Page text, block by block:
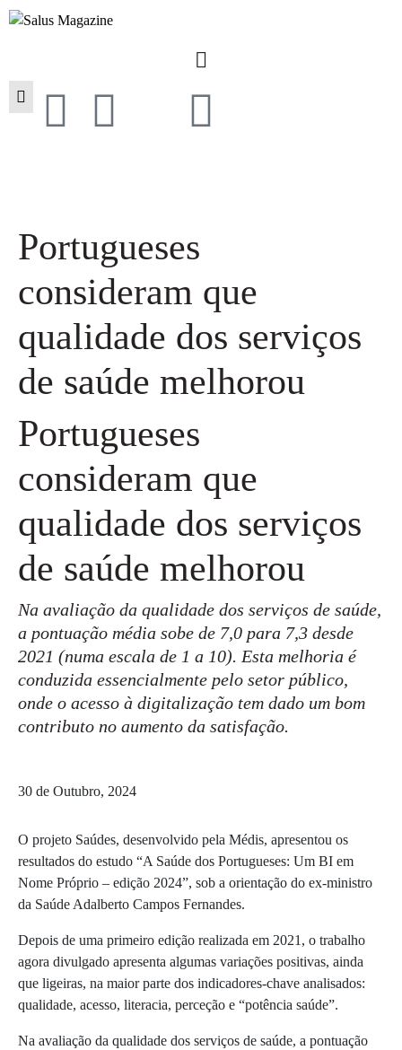
Portugueses
consideram que
qualidade dos serviços
de saúde melhorou
Portugueses
consideram que
qualidade dos serviços
de saúde melhorou
Na avaliação da qualidade dos serviços de saúde,
a pontuação média sobe de 7,0 para 7,3 desde
2021 (numa escala de 1 a 10). Esta melhoria é
conduzida essencialmente pelo setor público,
onde o acesso à digitalização tem dado um bom
contributo no aumento da satisfação.
30 de Outubro, 2024
O projeto Saúdes, desenvolvido pela Médis, apresentou os
resultados do estudo “A Saúde dos Portugueses: Um BI em
Nome Próprio – edição 2024”, sob a orientação do ex-ministro
da Saúde Adalberto Campos Fernandes.
Depois de uma primeiro edição realizada em 2021, o trabalho
agora divulgado apresenta algumas variações positivas, ainda
que ligeiras, na maior parte dos indicadores-chave analisados:
qualidade, acesso, literacia, perceção e “potência saúde”.
Na avaliação da qualidade dos serviços de saúde, a pontuação